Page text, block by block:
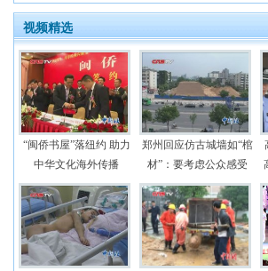
视频精选
“闽侨书屋”落纽约 助力
中华文化海外传播
郑州回应仿古城墙如“棺
材”：要考虑公众感受